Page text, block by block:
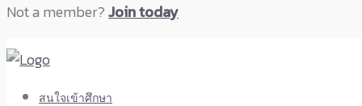
Not a member?Join today
สนใจเข้าศึกษา